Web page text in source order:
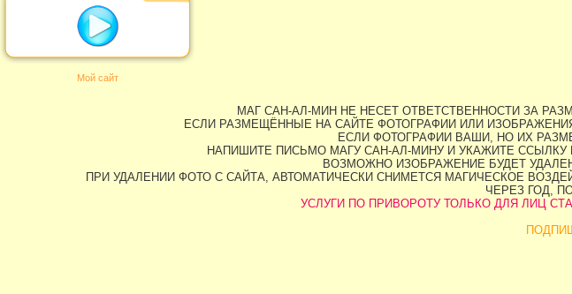
Мой сайт
МАГ САН-АЛ-МИН НЕ НЕСЕТ ОТВЕТСТВЕННОСТИ ЗА
ЕСЛИ РАЗМЕЩЁННЫЕ НА САЙТЕ ФОТОГРАФИИ ИЛИ
ЕСЛИ ФОТОГРАФИИ ВАШИ, НО ИХ
НАПИШИТЕ ПИСЬМО МАГУ САН-АЛ-МИНУ И УКАЖИТЕ
ВОЗМОЖНО ИЗОБРАЖЕНИЕ БУДЕТ
ПРИ УДАЛЕНИИ ФОТО С САЙТА, АВТОМАТИЧЕСКИ СНИМЕТСЯ МАГИЧЕСКОЕ
ЧЕРЕЗ ГОД,
УСЛУГИ ПО ПРИВОРОТУ ТОЛЬКО ДЛЯ ЛИЦ